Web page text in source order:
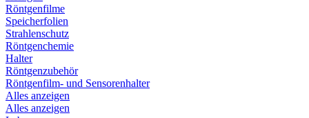
Röntgenfilme
Speicherfolien
Strahlenschutz
Röntgenchemie
Halter
Röntgenzubehör
Röntgenfilm- und Sensorenhalter
Alles anzeigen
Alles anzeigen